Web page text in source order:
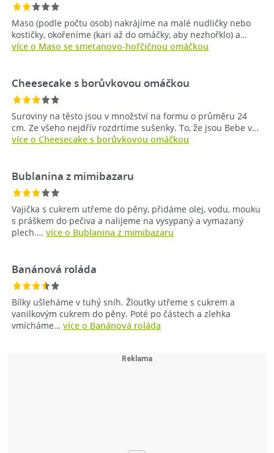
Maso (podle počtu osob) nakrájíme na malé nudličky nebo
kostičky, okořeníme (kari až do omáčky, aby nezhořklo) a…
více o Maso se smetanovo-hořčičnou omáčkou
Cheesecake s borůvkovou omáčkou
Suroviny na těsto jsou v množství na formu o průměru 24
cm. Ze všeho nejdřív rozdrtíme sušenky. To, že jsou Bebe v…
více o Cheesecake s borůvkovou omáčkou
Bublanina z mimibazaru
Vajička s cukrem utřeme do pěny, přidáme olej, vodu, mouku
s práškem do pečiva a nalijeme na vysypaný a vymazaný
plech.… více o Bublanina z mimibazaru
Banánová roláda
Bílky ušleháme v tuhý sníh. Žloutky utřeme s cukrem a
vanilkovým cukrem do pěny. Poté po částech a zlehka
vmícháme… více o Banánová roláda